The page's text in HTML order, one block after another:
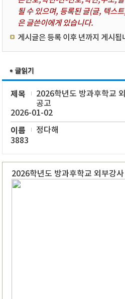
될 수 있으며, 등록된 글(글, 텍스
은 글쓴이에게 있습니다.
게시글은 등록 이후 년까지 게시됩
제목
2026학년도 방과후학교
공고
2026-01-02
이름 정다해
3883
2026학년도 방과후학교 외부강사